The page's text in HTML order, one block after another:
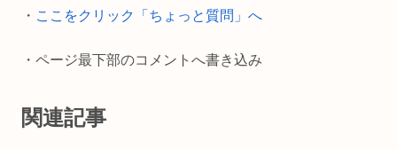
・ ここをクリック「ちょっと質問」へ
・ページ最下部のコメントへ書き込み
関連記事